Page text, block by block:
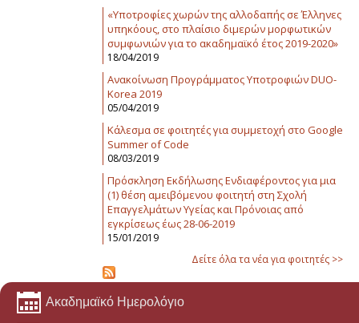
«Υποτροφίες χωρών της αλλοδαπής σε Έλληνες
υπηκόους, στο πλαίσιο διμερών μορφωτικών
συμφωνιών για το ακαδημαϊκό έτος 2019-2020»
18/04/2019
Ανακοίνωση Προγράμματος Υποτροφιών DUO-
Korea 2019
05/04/2019
Κάλεσμα σε φοιτητές για συμμετοχή στο Google
Summer of Code
08/03/2019
Πρόσκληση Εκδήλωσης Ενδιαφέροντος για μια
(1) θέση αμειβόμενου φοιτητή στη Σχολή
Επαγγελμάτων Υγείας και Πρόνοιας από
εγκρίσεως έως 28-06-2019
15/01/2019
Δείτε όλα τα νέα για φοιτητές >>
Ακαδημαϊκό Ημερολόγιο